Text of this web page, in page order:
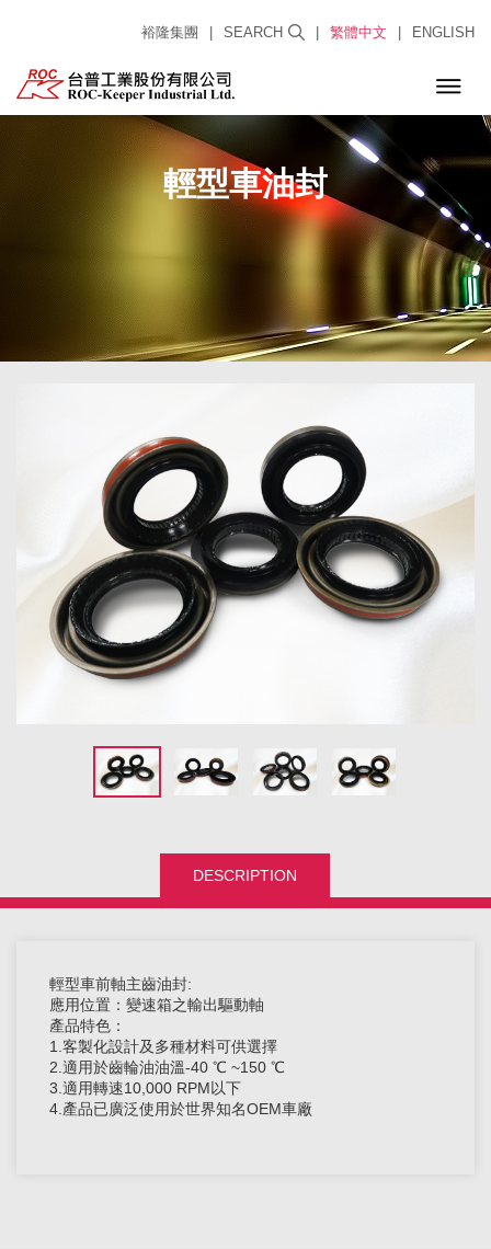
裕隆集團 SEARCH 繁體中文 ENGLISH
輕型車油封
DESCRIPTION
輕型車前軸主齒油封:
應用位置：變速箱之輸出驅動軸
產品特色：
1.客製化設計及多種材料可供選擇
2.適用於齒輪油油溫-40 ℃ ~150 ℃
3.適用轉速10,000 RPM以下
4.產品已廣泛使用於世界知名OEM車廠